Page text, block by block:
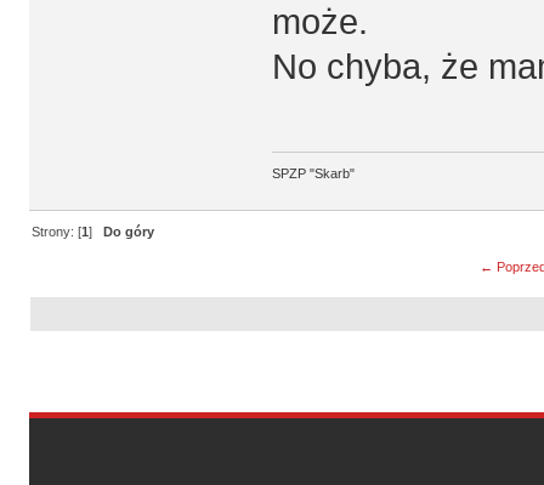
może.
No chyba, że
SPZP "Skarb"
Strony: [1]Do góry
←